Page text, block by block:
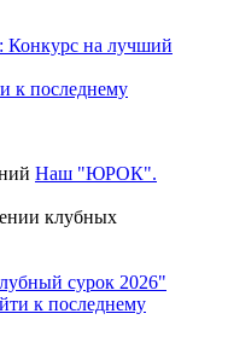
Конкурс на лучший
к последнему
Наш "ЮРОК".
клубных
сурок 2026"
к последнему